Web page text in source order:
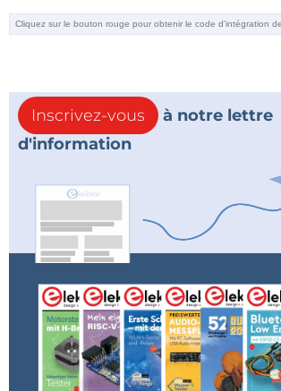
Inscrivez-vous
à notre lettre
d'information